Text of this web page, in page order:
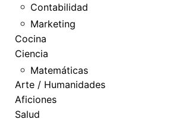
Contabilidad
Marketing
Cocina
Ciencia
Matemáticas
Arte / Humanidades
Aficiones
Salud